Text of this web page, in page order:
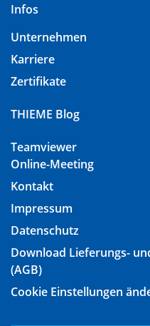
Infos
Unternehmen
Karriere
Zertifikate
THIEME Blog
Teamviewer
Online-Meeting
Kontakt
Impressum
Datenschutz
Download Lieferungs-
(AGB)
Cookie Einstellungen